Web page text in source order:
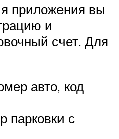
приложения вы
и
счет. Для
авто, код
парковки с